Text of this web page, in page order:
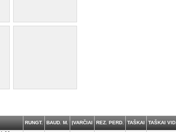
RUNGT. BAUD. M. ĮVARČIAI REZ. PERD. TAŠKAI TAŠKAI VID.